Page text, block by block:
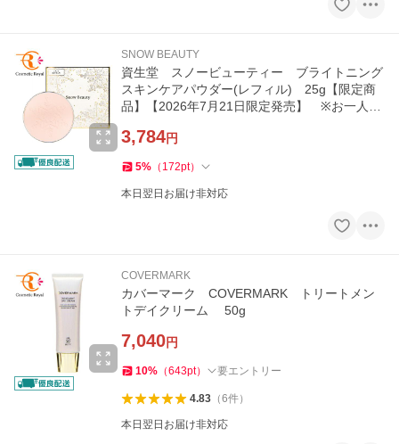
SNOW BEAUTY
資生堂 スノービューティー ブライトニング
スキンケアパウダー(レフィル) 25g【限定商
品】【2026年7月21日限定発売】 ※お一人様
3,784円
5% （ 172pt）
本日翌日お届け非対応
COVERMARK
カバーマーク COVERMARK トリートメン
トデイクリーム 50g
7,040円
10% （643pt） 要エントリー
4.83（6件）
本日翌日お届け非対応